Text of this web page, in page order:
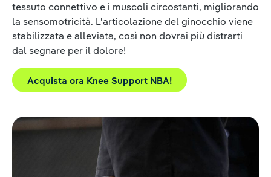
tessuto connettivo e i muscoli circostanti, migliorando
la sensomotricità. L'articolazione del ginocchio viene
stabilizzata e alleviata, così non dovrai più distrarti
dal segnare per il dolore!
Acquista ora Knee Support NBA!